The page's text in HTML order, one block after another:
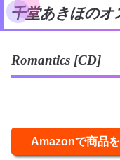
千堂あきほのオ
Romantics [CD]
Amazonで商品